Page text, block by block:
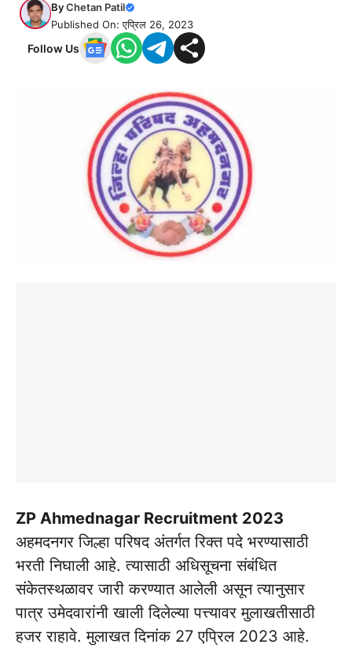
ByChetan Patil
Published On: एप्रिल 26, 2023
Follow Us
ZP Ahmednagar Recruitment 2023
अहमदनगर जिल्हा परिषद अंतर्गत रिक्त पदे भरण्यासाठी
भरती निघाली आहे. त्यासाठी अधिसूचना संबंधित
संकेतस्थळावर जारी करण्यात आलेली असून त्यानुसार
पात्र उमेदवारांनी खाली दिलेल्या पत्त्यावर मुलाखतीसाठी
हजर राहावे. मुलाखत दिनांक 27 एप्रिल 2023 आहे.